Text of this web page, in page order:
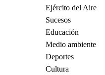
Ejército del Aire
Sucesos
Educación
Medio ambiente
Deportes
Cultura